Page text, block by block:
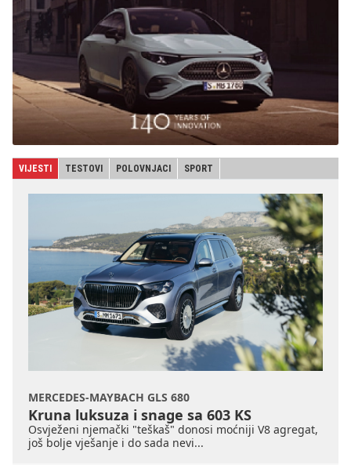
VIJESTI TESTOVI POLOVNJACI SPORT
MERCEDES-MAYBACH GLS 680
Kruna luksuza i snage sa 603 KS
Osvježeni njemački "teškaš" donosi moćniji V8 agregat,
još bolje vješanje i do sada nevi...